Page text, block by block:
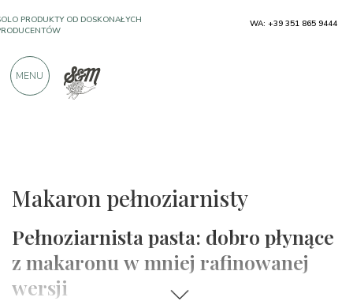
Makaron pełnoziarnisty
Pełnoziarnista pasta: dobro płynące
z makaronu w mniej rafinowanej
wersji
PRODUKTY OD DOSKONAŁYCH
900 POZYTYWNYCH RECENZJI
WA: +39 351 865 9444
MENU